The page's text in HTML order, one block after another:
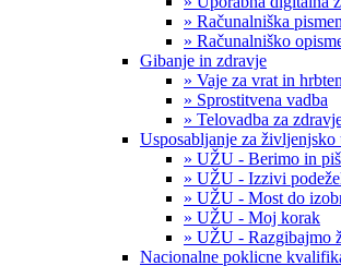
» Računalniška
» Računalniško
Gibanje in zdravje
» Vaje za vrat in
» Sprostitvena vadba
» Telovadba za
Usposabljanje za življenjsko
» UŽU - Berimo in
» UŽU - Izzivi
» UŽU - Most do
» UŽU - Moj korak
» UŽU - Razgibajmo
Nacionalne poklicne